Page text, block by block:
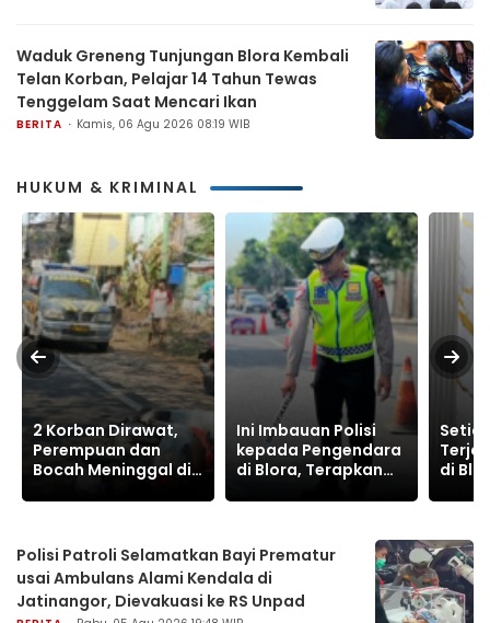
Waduk Greneng Tunjungan Blora Kembali
Telan Korban, Pelajar 14 Tahun Tewas
Tenggelam Saat Mencari Ikan
BERITA Kamis, 06 Agu 2026 08:19 WIB
HUKUM & KRIMINAL
2 Korban Dirawat,
Perempuan dan
Bocah Meninggal di
Ini Imbauan Polisi
kepada Pengendara
di Blora, Terapkan
untuk Cegah
di
Polisi Patroli Selamatkan Bayi Prematur
usai Ambulans Alami Kendala di
Jatinangor, Dievakuasi ke RS Unpad